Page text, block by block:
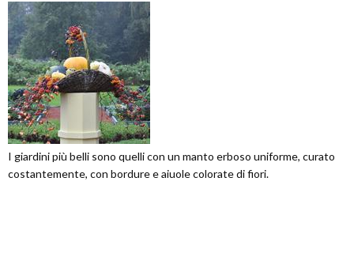
I giardini più belli sono quelli con un manto erboso uniforme, curato
costantemente, con bordure e aiuole colorate di fiori.